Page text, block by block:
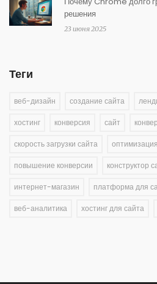
решения
23 июня 2025
Теги
веб-дизайн создание сайта
хостинг конверсия сайт
скорость загрузки сайта
повышение конверсии конструктор
интернет-магазин платформа для
веб-аналитика хостинг для сайта